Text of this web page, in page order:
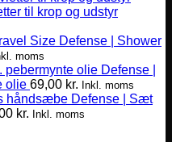
til krop og udstyr
Defense | Shower
moms
Defense |
olie 69,00 kr. Inkl. moms
Defense | Sæt
kr. Inkl. moms